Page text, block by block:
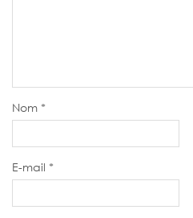
Nom *
E-mail *